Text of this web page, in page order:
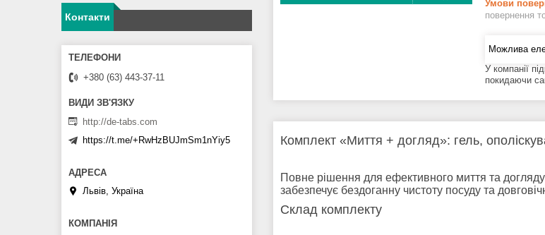
повернення
У компанії
покидаючи
Комплект «Миття + догляд»: гель,
Повне рішення для ефективного миття та
забезпечує бездоганну чистоту посуду та
Склад комплекту
Контакти
+380 (63) 443-37-11
http://de-tabs.com
https://t.me/+RwHzBUJmSm1nYiy5
Львів, Україна